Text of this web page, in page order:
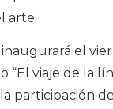
arte.
inaugurará el
“El viaje de la
participación